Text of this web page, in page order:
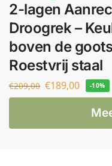
2-lagen
Droogrek –
boven de
Roestvrij staal
€209,00 €189,00 -10%